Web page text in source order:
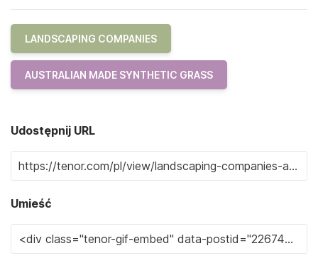
LANDSCAPING COMPANIES
AUSTRALIAN MADE SYNTHETIC GRASS
Udostępnij URL
Umieść